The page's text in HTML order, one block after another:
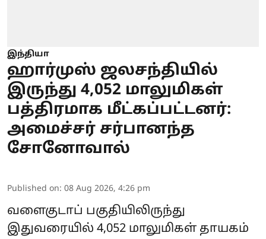
இந்தியா
ஹார்முஸ் ஜலசந்தியில்
இருந்து 4,052 மாலுமிகள்
பத்திரமாக மீட்கப்பட்டனர்:
அமைச்சர் சர்பானந்த
சோனோவால்
Published on: 08 Aug 2026, 4:26 pm
வளைகுடாப் பகுதியிலிருந்து
இதுவரையில் 4,052 மாலுமிகள் தாயகம்